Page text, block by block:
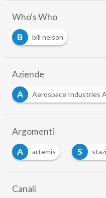
Who's Who
B
bill nelson
Aziende
A
Aerospace Industries
Argomenti
A
artemis S
Canali